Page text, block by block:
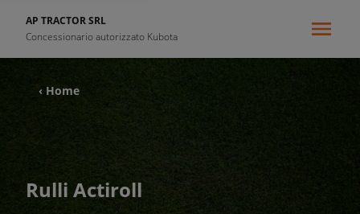
AP TRACTOR SRL
Concessionario autorizzato Kubota
‹ Home
Rulli Actiroll